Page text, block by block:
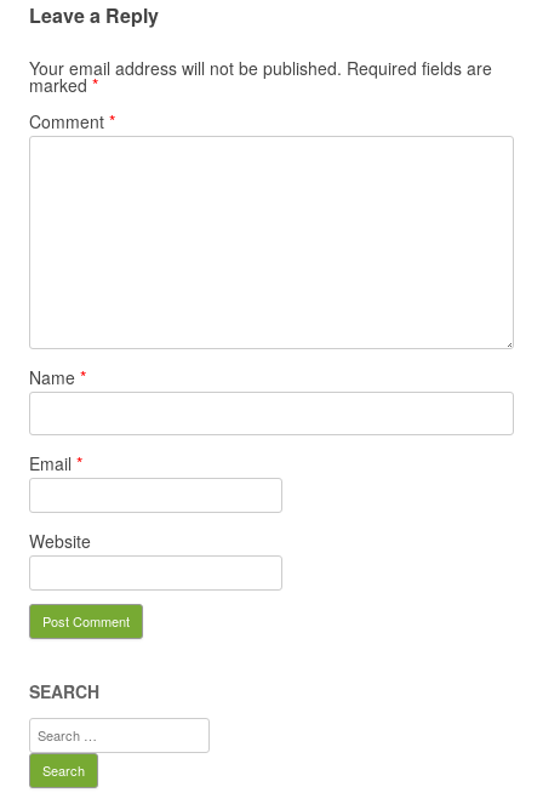
Leave a Reply
Your email address will not be published. Required fields are
marked *
Comment *
Name *
Email *
Website
SEARCH
Search
for: